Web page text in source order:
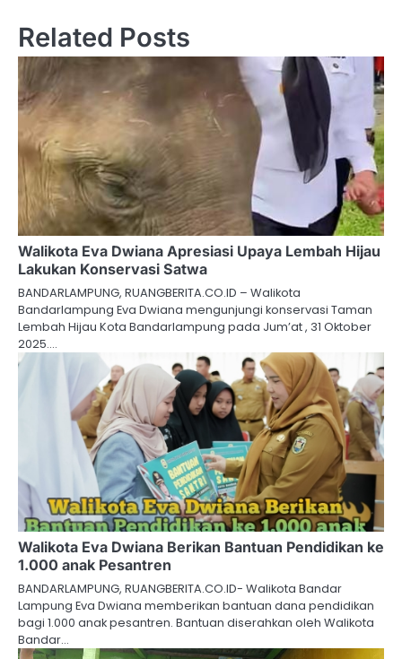
Related Posts
Walikota Eva Dwiana Apresiasi Upaya Lembah Hijau
Lakukan Konservasi Satwa
BANDARLAMPUNG, RUANGBERITA.CO.ID – Walikota
Bandarlampung Eva Dwiana mengunjungi konservasi Taman
Lembah Hijau Kota Bandarlampung pada Jum’at , 31 Oktober
2025.…
Walikota Eva Dwiana Berikan Bantuan Pendidikan ke
1.000 anak Pesantren
BANDARLAMPUNG, RUANGBERITA.CO.ID- Walikota Bandar
Lampung Eva Dwiana memberikan bantuan dana pendidikan
bagi 1.000 anak pesantren. Bantuan diserahkan oleh Walikota
Bandar…